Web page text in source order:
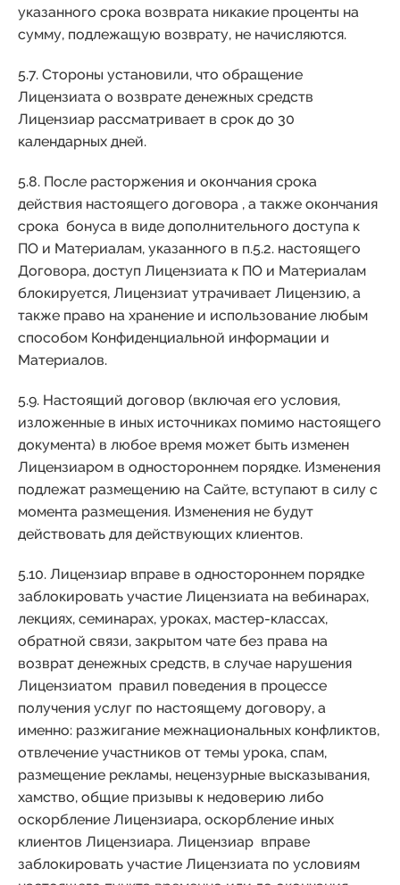
указанного срока возврата никакие проценты на
сумму, подлежащую возврату, не начисляются.
5.7. Стороны установили, что обращение
Лицензиата о возврате денежных средств
Лицензиар рассматривает в срок до 30
календарных дней.
5.8. После расторжения и окончания срока
действия настоящего договора , а также окончания
срока бонуса в виде дополнительного доступа к
ПО и Материалам, указанного в п.5.2. настоящего
Договора, доступ Лицензиата к ПО и Материалам
блокируется, Лицензиат утрачивает Лицензию, а
также право на хранение и использование любым
способом Конфиденциальной информации и
Материалов.
5.9. Настоящий договор (включая его условия,
изложенные в иных источниках помимо настоящего
документа) в любое время может быть изменен
Лицензиаром в одностороннем порядке. Изменения
подлежат размещению на Сайте, вступают в силу с
момента размещения. Изменения не будут
действовать для действующих клиентов.
5.10. Лицензиар вправе в одностороннем порядке
заблокировать участие Лицензиата на вебинарах,
лекциях, семинарах, уроках, мастер-классах,
обратной связи, закрытом чате без права на
возврат денежных средств, в случае нарушения
Лицензиатом правил поведения в процессе
получения услуг по настоящему договору, а
именно: разжигание межнациональных конфликтов,
отвлечение участников от темы урока, спам,
размещение рекламы, нецензурные высказывания,
хамство, общие призывы к недоверию либо
оскорбление Лицензиара, оскорбление иных
клиентов Лицензиара. Лицензиар вправе
заблокировать участие Лицензиата по условиям